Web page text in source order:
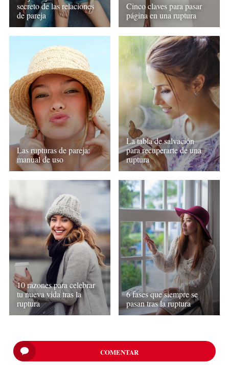
secreto de las relaciones
de pareja
Cinco claves para pasar
página en una ruptura
Las rupturas de pareja:
manual de uso
La tabla de salvación
para recuperarte de una
ruptura
10 razones para celebrar
tu nueva vida tras la
ruptura
6 fases que siempre se
pasan tras la ruptura
COMENTAR